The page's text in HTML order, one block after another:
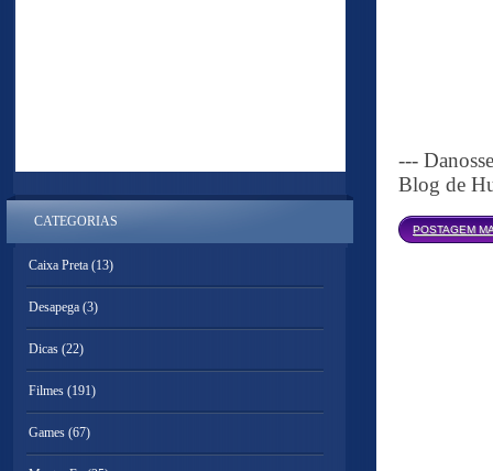
---
Blog de
POSTAGEM
CATEGORIAS
Caixa Preta (13)
Desapega (3)
Dicas (22)
Filmes (191)
Games (67)